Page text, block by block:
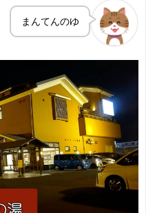
まんてんのゆ